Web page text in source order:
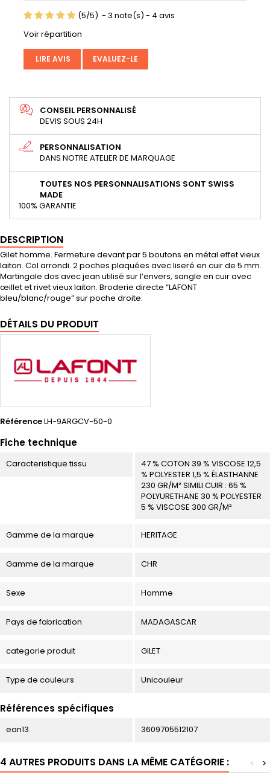
(5/5) - 3 note(s) - 4 avis
Voir répartition
LIRE AVIS EVALUEZ-LE
CONSEIL PERSONNALISÉ
DEVIS SOUS 24H
PERSONNALISATION
DANS NOTRE ATELIER DE MARQUAGE
TOUTES NOS PERSONNALISATIONS SONT SWISS
MADE
100% GARANTIE
DESCRIPTION
Gilet homme. Fermeture devant par 5 boutons en métal effet vieux
laiton. Col arrondi. 2 poches plaquées avec liseré en cuir de 5 mm.
Martingale dos avec jean utilisé sur l’envers, sangle en cuir avec
œillet et rivet vieux laiton. Broderie directe “LAFONT
bleu/blanc/rouge” sur poche droite.
DÉTAILS DU PRODUIT
RéférenceLH-9ARGCV-50-0
Fiche technique
Caracteristique tissu
47 % COTON 39 % VISCOSE 12,5
% POLYESTER 1,5 % ÉLASTHANNE
230 GR/M² SIMILI CUIR : 65 %
POLYURETHANE 30 % POLYESTER
5 % VISCOSE 300 GR/M²
Gamme de la marque HERITAGE
Gamme de la marque CHR
Sexe Homme
Pays de fabrication MADAGASCAR
categorie produit GILET
Type de couleurs Unicouleur
Références spécifiques
ean13 3609705512107
4 AUTRES PRODUITS DANS LA MÊME CATÉGORIE : >
<